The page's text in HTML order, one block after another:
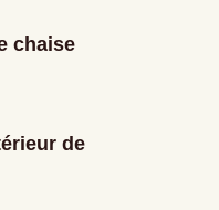
chaise
de